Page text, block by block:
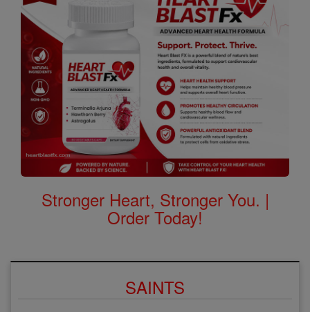
Stronger Heart, Stronger You. |
Order Today!
SAINTS